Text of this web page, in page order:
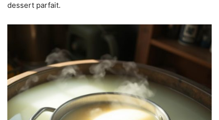
dessert parfait.